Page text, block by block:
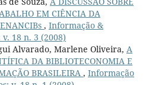
EM CIÊNCIA DA
, Informação &
18 n. 3 (2008)
Alvarado, Marlene Oliveira, A
DA BIBLIOTECONOMIA E
BRASILEIRA , Informação